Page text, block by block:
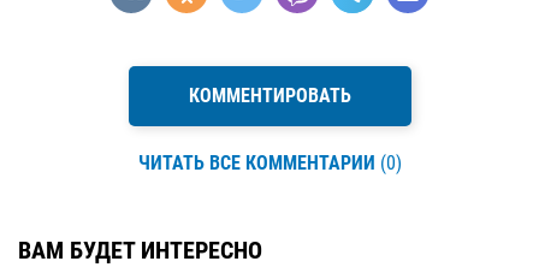
КОММЕНТИРОВАТЬ
ЧИТАТЬ ВСЕ КОММЕНТАРИИ (0)
ВАМ БУДЕТ ИНТЕРЕСНО